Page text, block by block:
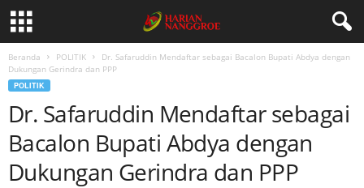
Beranda POLITIK
Dr. Safaruddin Mendaftar sebagai Bacalon Bupati Abdya dengan
Dukungan Gerindra dan PPP
POLITIK
Dr. Safaruddin Mendaftar sebagai
Bacalon Bupati Abdya dengan
Dukungan Gerindra dan PPP